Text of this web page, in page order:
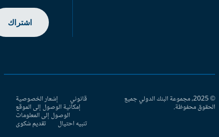
اشتراك
© 2025، مجموعة البنك الدولي جميع
محفوظة.
قانوني إشعار الخصوصية
إمكانية الوصول إلى الموقع
الوصول إلى المعلومات
تنبيه احتيال تقديم شكوى